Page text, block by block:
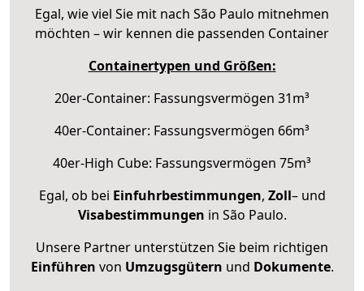
Egal, wie viel Sie mit nach São Paulo mitnehmen
möchten – wir kennen die passenden Container
Containertypen und Größen:
20er-Container: Fassungsvermögen 31m³
40er-Container: Fassungsvermögen 66m³
40er-High Cube: Fassungsvermögen 75m³
Egal, ob bei Einfuhrbestimmungen, Zoll– und
Visabestimmungen in São Paulo.
Unsere Partner unterstützen Sie beim richtigen
Einführen von Umzugsgütern und Dokumente.